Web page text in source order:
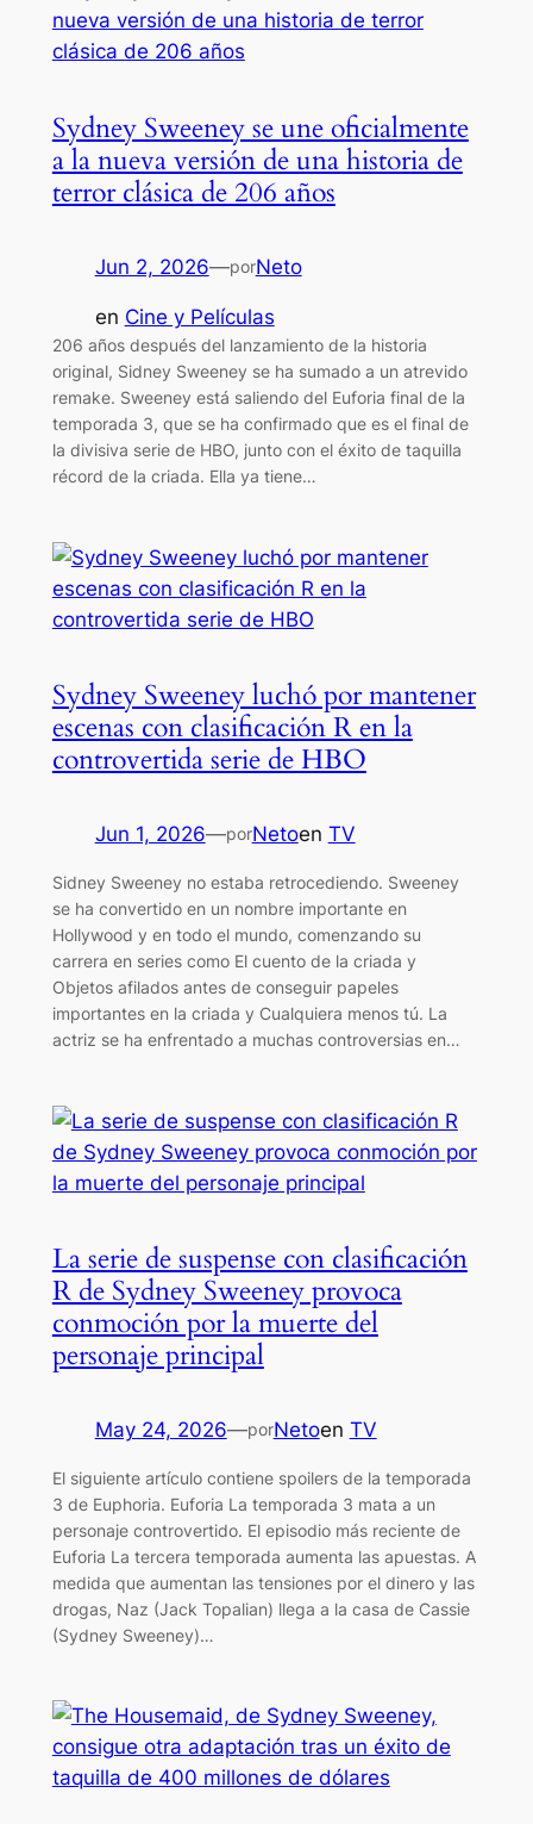
Sydney Sweeney se une oficialmente
a la nueva versión de una historia de
terror clásica de 206 años
Jun 2, 2026—porNeto
en Cine y Películas
206 años después del lanzamiento de la historia
original, Sidney Sweeney se ha sumado a un atrevido
remake. Sweeney está saliendo del Euforia final de la
temporada 3, que se ha confirmado que es el final de
la divisiva serie de HBO, junto con el éxito de taquilla
récord de la criada. Ella ya tiene…
Sydney Sweeney luchó por mantener
escenas con clasificación R en la
controvertida serie de HBO
Jun 1, 2026—porNetoen TV
Sidney Sweeney no estaba retrocediendo. Sweeney
se ha convertido en un nombre importante en
Hollywood y en todo el mundo, comenzando su
carrera en series como El cuento de la criada y
Objetos afilados antes de conseguir papeles
importantes en la criada y Cualquiera menos tú. La
actriz se ha enfrentado a muchas controversias en…
La serie de suspense con clasificación
R de Sydney Sweeney provoca
conmoción por la muerte del
personaje principal
May 24, 2026—porNetoen TV
El siguiente artículo contiene spoilers de la temporada
3 de Euphoria. Euforia La temporada 3 mata a un
personaje controvertido. El episodio más reciente de
Euforia La tercera temporada aumenta las apuestas. A
medida que aumentan las tensiones por el dinero y las
drogas, Naz (Jack Topalian) llega a la casa de Cassie
(Sydney Sweeney)…